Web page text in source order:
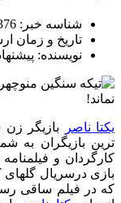
شناسه خبر: 24376
تاریخ و زمان ارسال: 29 مارس 2024
نویسنده:
یکتا ناصر
بازیگر
ترین بازیگران به
کارگردان و
بازی درسریال گلهای
که در فیلم ساقی